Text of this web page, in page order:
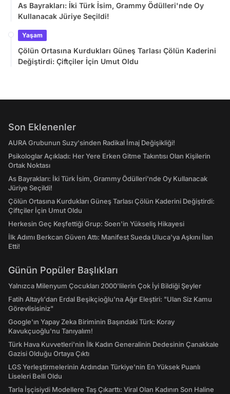
As Bayrakları: İki Türk İsim, Grammy Ödülleri'nde Oy
Kullanacak Jüriye Seçildi!
Yaşam
Çölün Ortasına Kurdukları Güneş Tarlası Çölün Kaderini
Değiştirdi: Çiftçiler İçin Umut Oldu
Son Eklenenler
AURA Grubunun Suzy'sinden Radikal İmaj Değişikliği!
Psikologlar Açıkladı: Her Yere Erken Gitme Takıntısı Olan Kişilerin
Ortak Noktası
As Bayrakları: İki Türk İsim, Grammy Ödülleri'nde Oy Kullanacak
Jüriye Seçildi!
Çölün Ortasına Kurdukları Güneş Tarlası Çölün Kaderini Değiştirdi:
Çiftçiler İçin Umut Oldu
Herkesin Geç Keşfettiği Grup: Soen'in Yükseliş Hikayesi
İlk Adımı Berkcan Güven Attı: Manifest Sueda Uluca'ya Aşkını İlan
Etti!
Günün Popüler Başlıkları
Yalnızca Milenyum Çocukları 2000'lilerin Çok İyi Bildiği Şeyler
Fatih Altaylı'dan Erdal Beşikçioğlu'na Ağır Eleştiri: "Ulan Siz Kamu
Görevlisisiniz"
Google'ın Yapay Zeka Biriminin Başındaki Türk: Koray
Kavukçuoğlu'nu Tanıyalım!
Türk Hava Kuvvetleri'nin İlk Kadın Generalinin Dedesinin Çanakkale
Gazisi Olduğu Ortaya Çıktı
LGS Yerleştirmelerinin Ardından Türkiye'nin En Yüksek Puanlı
Liseleri Belli Oldu
Tarla İşçisiydi Modellere Taş Çıkarttı: Viral Olan Kadının Son Haline